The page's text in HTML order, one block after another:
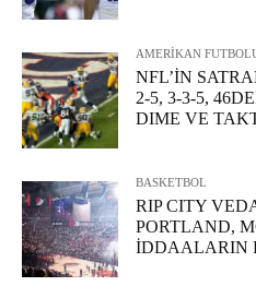
AMERİKAN
NFL’İN
2-5, 3-3-5,
DIME VE
BASKETBOL
RIP CITY
PORTLAND,
İDDAALARIN